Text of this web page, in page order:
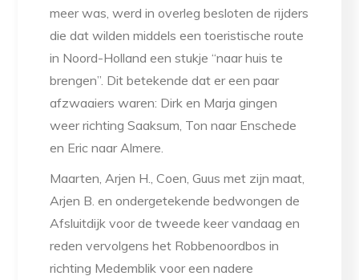
meer was, werd in overleg besloten de rijders
die dat wilden middels een toeristische route
in Noord-Holland een stukje “naar huis te
brengen”. Dit betekende dat er een paar
afzwaaiers waren: Dirk en Marja gingen
weer richting Saaksum, Ton naar Enschede
en Eric naar Almere.
Maarten, Arjen H., Coen, Guus met zijn maat,
Arjen B. en ondergetekende bedwongen de
Afsluitdijk voor de tweede keer vandaag en
reden vervolgens het Robbenoordbos in
richting Medemblik voor een nadere